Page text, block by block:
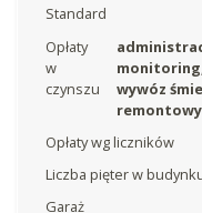
Standard
Opłaty
w
czynszu
wywóz
remontowy
Opłaty wg liczników
Liczba pięter w
Garaż